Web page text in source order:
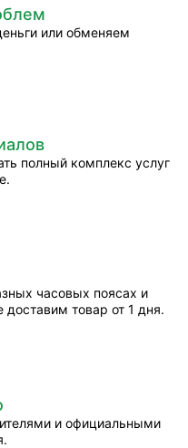
или обменяем
полный комплекс услуг
часовых поясах и
товар от 1 дня.
и официальными